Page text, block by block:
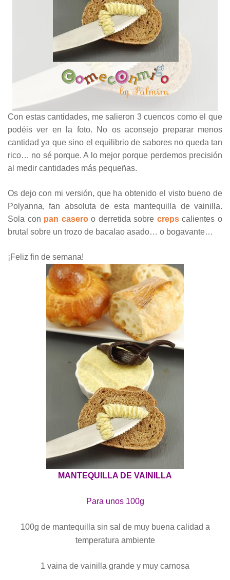
Con estas cantidades, me salieron 3 cuencos como el que
podéis ver en la foto. No os aconsejo preparar menos
cantidad ya que sino el equilibrio de sabores no queda tan
rico… no sé porque. A lo mejor porque perdemos precisión
al medir cantidades más pequeñas.
Os dejo con mi versión, que ha obtenido el visto bueno de
Polyanna, fan absoluta de esta mantequilla de vainilla.
Sola con pan caseroo derretida sobre crepscalientes o
brutal sobre un trozo de bacalao asado… o bogavante…
¡Feliz fin de semana!
MANTEQUILLA DE VAINILLA
Para unos 100g
100g de mantequilla sin sal de muy buena calidad a
temperatura ambiente
1 vaina de vainilla grande y muy carnosa